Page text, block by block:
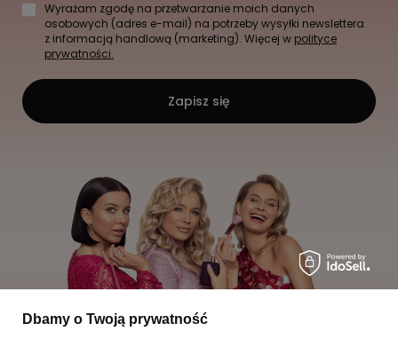
Wyrażam zgodę na przetwarzanie moich danych
osobowych (adres e-mail) na potrzeby wysyłki newslettera
z informacją handlową (marketing). Więcej w polityce
prywatności.
Zapisz się
Dbamy o Twoją prywatność